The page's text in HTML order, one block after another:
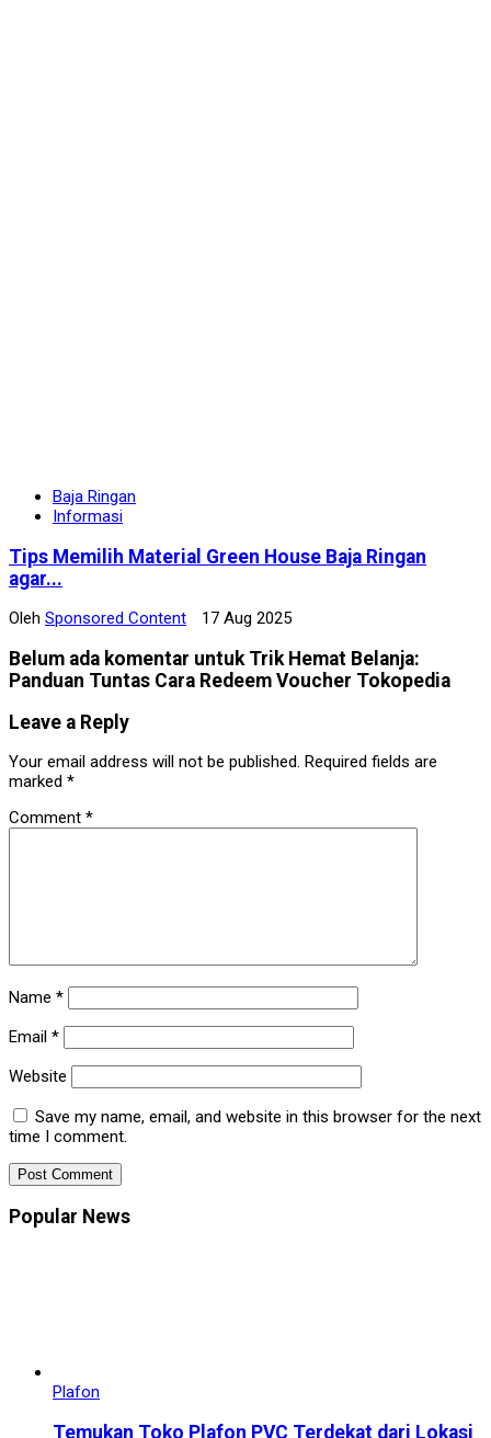
Baja Ringan
Informasi
Tips Memilih Material Green House Baja Ringan
agar...
Oleh Sponsored Content 17 Aug 2025
Belum ada komentar untuk Trik Hemat Belanja:
Panduan Tuntas Cara Redeem Voucher Tokopedia
Leave a Reply
Your email address will not be published. Required fields are
marked *
Comment *
Name *
Email *
Website
Save my name, email, and website in this browser for the next
time I comment.
Popular News
Plafon
Temukan Toko Plafon PVC Terdekat dari Lokasi